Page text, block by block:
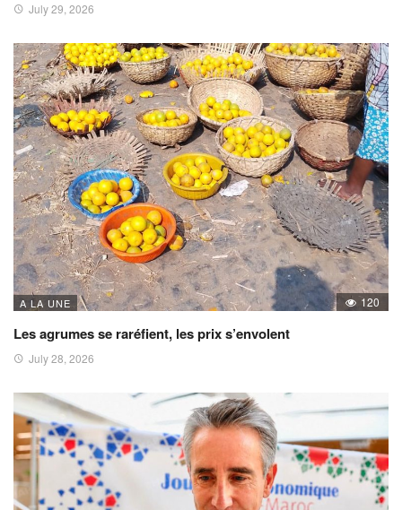
July 29, 2026
A LA UNE 120
Les agrumes se raréfient, les prix s’envolent
July 28, 2026